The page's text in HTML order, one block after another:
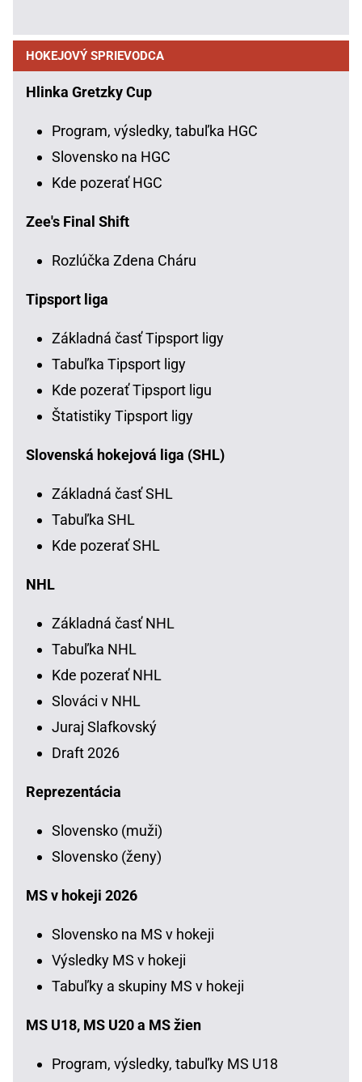
HOKEJOVÝ SPRIEVODCA
Hlinka Gretzky Cup
Program, výsledky, tabuľka HGC
Slovensko na HGC
Kde pozerať HGC
Zee's Final Shift
Rozlúčka Zdena Cháru
Tipsport liga
Základná časť Tipsport ligy
Tabuľka Tipsport ligy
Kde pozerať Tipsport ligu
Štatistiky Tipsport ligy
Slovenská hokejová liga (SHL)
Základná časť SHL
Tabuľka SHL
Kde pozerať SHL
NHL
Základná časť NHL
Tabuľka NHL
Kde pozerať NHL
Slováci v NHL
Juraj Slafkovský
Draft 2026
Reprezentácia
Slovensko (muži)
Slovensko (ženy)
MS v hokeji 2026
Slovensko na MS v hokeji
Výsledky MS v hokeji
Tabuľky a skupiny MS v hokeji
MS U18, MS U20 a MS žien
Program, výsledky, tabuľky MS U18